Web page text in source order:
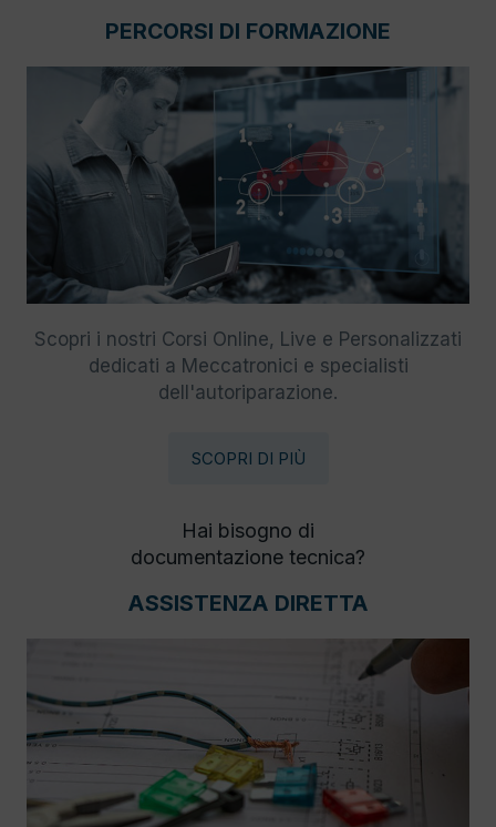
PERCORSI DI FORMAZIONE
Scopri i nostri Corsi Online, Live e Personalizzati
dedicati a Meccatronici e specialisti
dell'autoriparazione.
SCOPRI DI PIÙ
Hai bisogno di
documentazione tecnica?
ASSISTENZA DIRETTA